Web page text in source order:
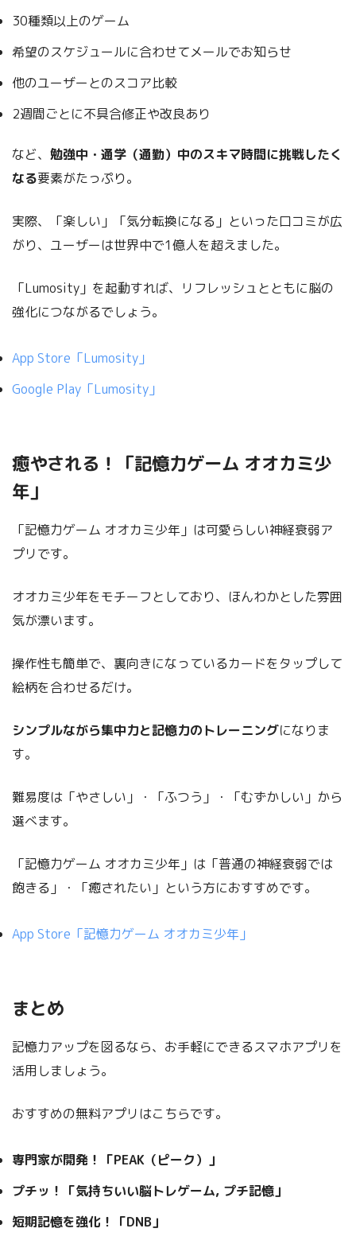
30種類以上のゲーム
希望のスケジュールに合わせてメールでお知らせ
他のユーザーとのスコア比較
2週間ごとに不具合修正や改良あり
など、 勉強中・通学（通勤）中のスキマ時間に挑戦したく
なる要素がたっぷり。
実際、「楽しい」「気分転換になる」といった口コミが広
がり、ユーザーは世界中で1億人を超えました。
「Lumosity」を起動すれば、リフレッシュとともに脳の
強化につながるでしょう。
App Store「Lumosity」
Google Play「Lumosity」
癒やされる！「記憶力ゲーム オオカミ少
年」
「記憶力ゲーム オオカミ少年」は可愛らしい神経衰弱ア
プリです。
オオカミ少年をモチーフとしており、ほんわかとした雰囲
気が漂います。
操作性も簡単で、裏向きになっているカードをタップして
絵柄を合わせるだけ。
シンプルながら集中力と記憶力のトレーニングになりま
す。
難易度は「やさしい」・「ふつう」・「むずかしい」から
選べます。
「記憶力ゲーム オオカミ少年」は「普通の神経衰弱では
飽きる」・「癒されたい」という方におすすめです。
App Store‎「記憶力ゲーム オオカミ少年」
まとめ
記憶力アップを図るなら、お手軽にできるスマホアプリを
活用しましょう。
おすすめの無料アプリはこちらです。
専門家が開発！「PEAK（ピーク）」
プチッ！「気持ちいい脳トレゲーム, プチ記憶」
短期記憶を強化！「DNB」